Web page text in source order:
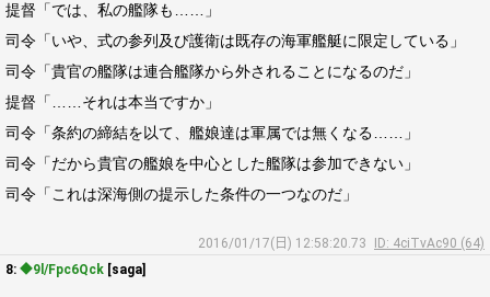
提督「では、私の艦隊も……」
司令「いや、式の参列及び護衛は既存の海軍艦艇に限定している」
司令「貴官の艦隊は連合艦隊から外されることになるのだ」
提督「……それは本当ですか」
司令「条約の締結を以て、艦娘達は軍属では無くなる……」
司令「だから貴官の艦娘を中心とした艦隊は参加できない」
司令「これは深海側の提示した条件の一つなのだ」
2016/01/17(日) 12:58:20.73
ID: 4ciTvAc90 (64)
8: ◆9l/Fpc6Qck [saga]